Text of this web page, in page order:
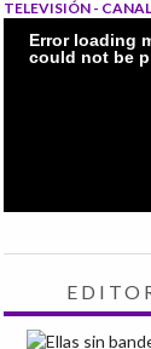
TELEVISIÓN -